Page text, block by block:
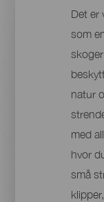
Det er
som
natur
med
hvor
små